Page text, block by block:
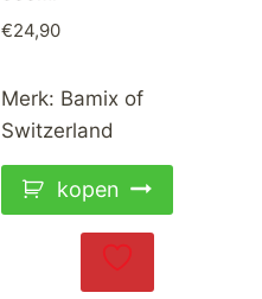
€24,90
Merk: Bamix of
Switzerland
kopen